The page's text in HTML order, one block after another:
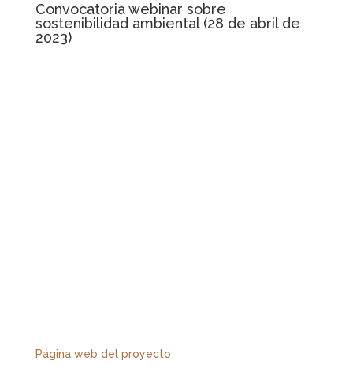
Convocatoria webinar sobre
sostenibilidad ambiental (28 de abril de
2023)
Página web del proyecto